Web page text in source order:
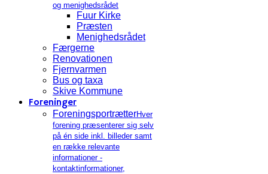
og menighedsrådet
Fuur Kirke
Præsten
Menighedsrådet
Færgerne
Renovationen
Fjernvarmen
Bus og taxa
Skive Kommune
Foreninger
ForeningsportrætterHver
forening præsenterer sig selv
på én side inkl. billeder samt
en række relevante
informationer -
kontaktinformationer,